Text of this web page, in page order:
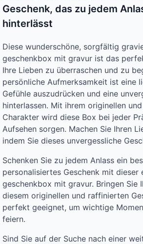
Geschenk, das zu jedem
hinterlässt
Diese wunderschöne, sorgfältig
geschenkbox mit gravur ist das
Ihre Lieben zu überraschen und zu
persönliche Aufmerksamkeit ist eine
Gefühle auszudrücken und eine
hinterlassen. Mit ihrem originellen
Charakter wird diese Box bei jeder
Aufsehen sorgen. Machen Sie Ihren
indem Sie dieses unvergessliche
Schenken Sie zu jedem Anlass ein
personalisiertes Geschenk mit dieser
geschenkbox mit gravur. Bringen Sie
diesem originellen und raffinierten
perfekt geeignet, um wichtige
feiern.
Sind Sie auf der Suche nach einer